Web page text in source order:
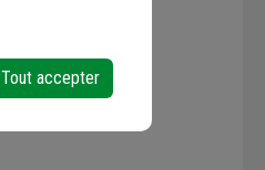
Tout accepter